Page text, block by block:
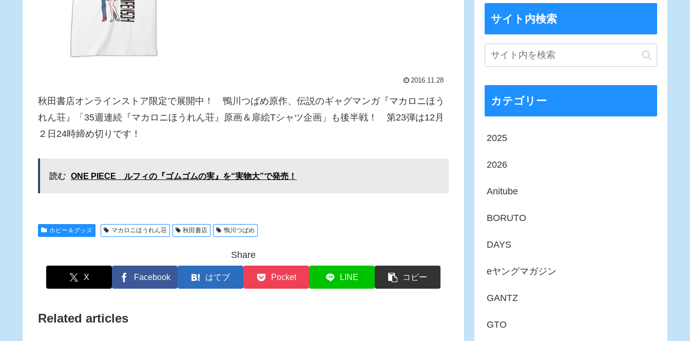
2016.11.28
秋田書店オンラインストア限定で展開中！ 鴨川つばめ原作、伝説のギャグマンガ『マカロニほう
れん荘』「35週連続『マカロニほうれん荘』原画＆扉絵Tシャツ企画」も後半戦！ 第23弾は12月
２日24時締め切りです！
読む ONE PIECE ルフィの『ゴムゴムの実』を“実物大”で発売！
ホビー＆グッズ マカロニほうれん荘 秋田書店 鴨川つばめ
Share
X Facebook はてブ Pocket LINE コピー
Related articles
サイト内検索
カテゴリー
2025
2026
Anitube
BORUTO
DAYS
eヤングマガジン
GANTZ
GTO